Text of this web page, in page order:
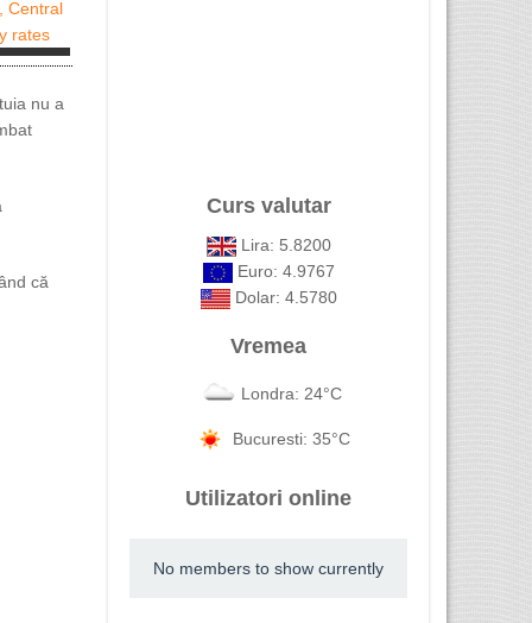
, nu a
că
Curs valutar
Lira: 5.8200
Euro: 4.9767
Dolar: 4.5780
Vremea
Londra: 24°C
Bucuresti: 35°C
Utilizatori online
No members to show currently